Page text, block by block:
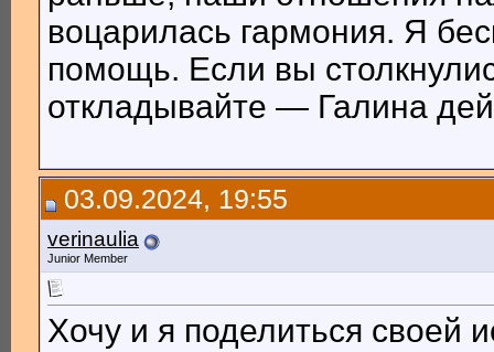
воцарилась гармония. Я
помощь. Если вы
откладывайте — Галина
03.09.2024, 19:55
verinaulia
Junior Member
Хочу и я поделиться своей